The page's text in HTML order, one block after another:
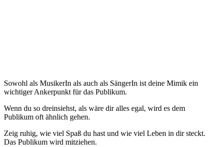
Sowohl als MusikerIn als auch als SängerIn ist deine Mimik ein
wichtiger Ankerpunkt für das Publikum.
Wenn du so dreinsiehst, als wäre dir alles egal, wird es dem
Publikum oft ähnlich gehen.
Zeig ruhig, wie viel Spaß du hast und wie viel Leben in dir steckt.
Das Publikum wird mitziehen.